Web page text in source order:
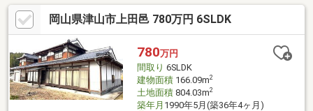
豊富な院庄地域のすぐそばです。
岡山県津山市上田邑 780万円 6SLDK
780万円
間取り 6SLDK
建物面積166.09m2
土地面積804.03m2
築年月 1990年5月(築36年4ヶ月)